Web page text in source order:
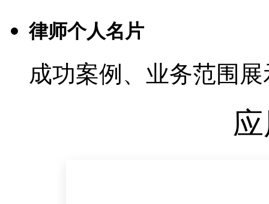
律师个人名片
成功案例、业务范围展